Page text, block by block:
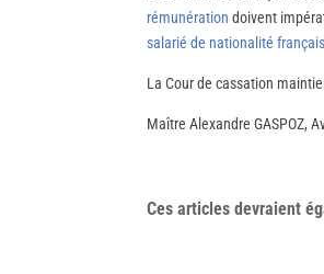
rémunération doivent
salarié de nationalité
La Cour de cassation
Maître Alexandre GASPOZ,
Ces articles devraient